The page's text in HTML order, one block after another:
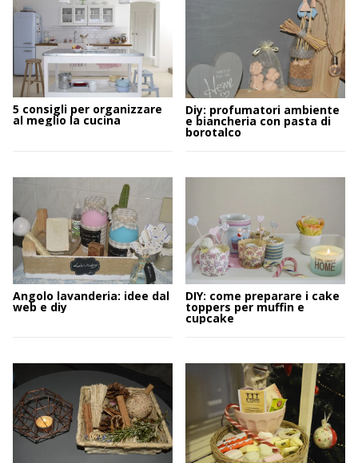
5 consigli per organizzare
al meglio la cucina
Diy: profumatori ambiente
e biancheria con pasta di
borotalco
Angolo lavanderia: idee dal
web e diy
DIY: come preparare i cake
toppers per muffin e
cupcake